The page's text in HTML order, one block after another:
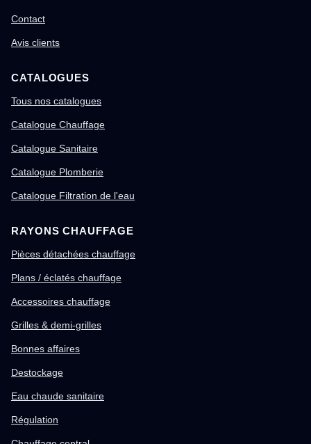
Contact
Avis clients
CATALOGUES
Tous nos catalogues
Catalogue Chauffage
Catalogue Sanitaire
Catalogue Plomberie
Catalogue Filtration de l'eau
RAYONS CHAUFFAGE
Pièces détachées chauffage
Plans / éclatés chauffage
Accessoires chauffage
Grilles & demi-grilles
Bonnes affaires
Destockage
Eau chaude sanitaire
Régulation